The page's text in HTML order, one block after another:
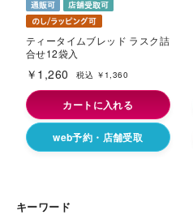
ティータイムブレッド ラスク詰
合せ12袋入
￥1,260 税込 ￥1,360
カートに入れる
web予約・店舗受取
キーワード